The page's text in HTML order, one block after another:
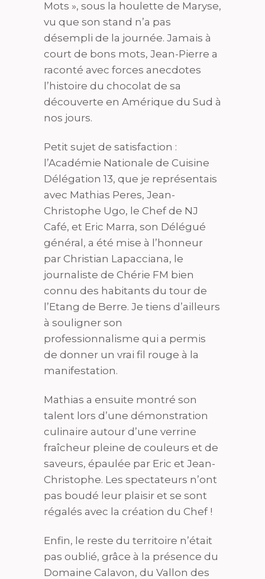
Mots », sous la houlette de Maryse,
vu que son stand n’a pas
désempli de la journée. Jamais à
court de bons mots, Jean-Pierre a
raconté avec forces anecdotes
l’histoire du chocolat de sa
découverte en Amérique du Sud à
nos jours.
Petit sujet de satisfaction :
l’Académie Nationale de Cuisine
Délégation 13, que je représentais
avec Mathias Peres, Jean-
Christophe Ugo, le Chef de NJ
Café, et Eric Marra, son Délégué
général, a été mise à l’honneur
par Christian Lapacciana, le
journaliste de Chérie FM bien
connu des habitants du tour de
l’Etang de Berre. Je tiens d’ailleurs
à souligner son
professionnalisme qui a permis
de donner un vrai fil rouge à la
manifestation.
Mathias a ensuite montré son
talent lors d’une démonstration
culinaire autour d’une verrine
fraîcheur pleine de couleurs et de
saveurs, épaulée par Eric et Jean-
Christophe. Les spectateurs n’ont
pas boudé leur plaisir et se sont
régalés avec la création du Chef !
Enfin, le reste du territoire n’était
pas oublié, grâce à la présence du
Domaine Calavon, du Vallon des